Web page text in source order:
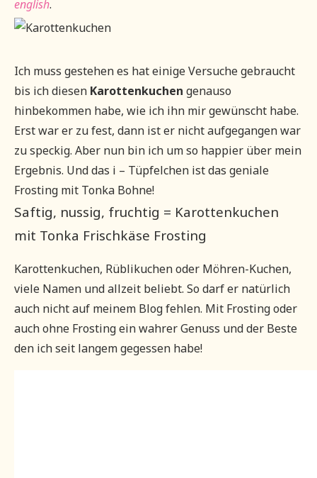
english.
Ich muss gestehen es hat einige Versuche gebraucht
bis ich diesen Karottenkuchen genauso
hinbekommen habe, wie ich ihn mir gewünscht habe.
Erst war er zu fest, dann ist er nicht aufgegangen war
zu speckig. Aber nun bin ich um so happier über mein
Ergebnis. Und das i – Tüpfelchen ist das geniale
Frosting mit Tonka Bohne!
Saftig, nussig, fruchtig = Karottenkuchen
mit Tonka Frischkäse Frosting
Karottenkuchen, Rüblikuchen oder Möhren-Kuchen,
viele Namen und allzeit beliebt. So darf er natürlich
auch nicht auf meinem Blog fehlen. Mit Frosting oder
auch ohne Frosting ein wahrer Genuss und der Beste
den ich seit langem gegessen habe!